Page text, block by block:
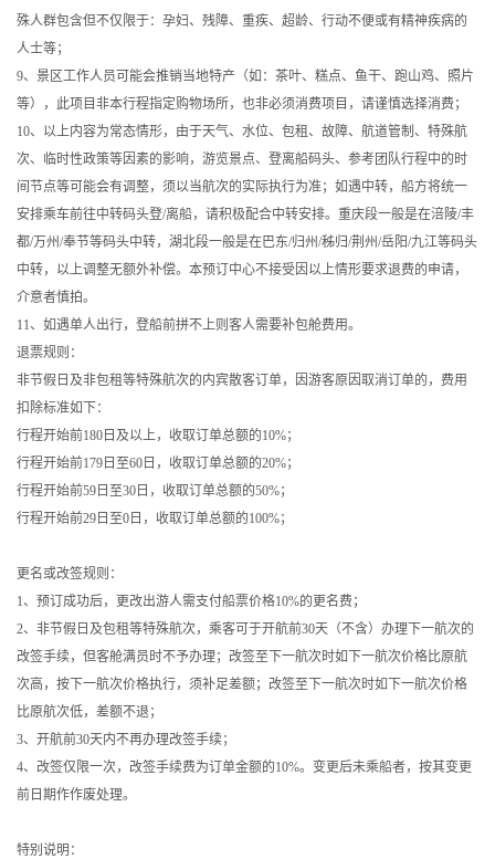
殊人群包含但不仅限于：孕妇、残障、重疾、超龄、行动不便或有精神疾病的
人士等；
9、景区工作人员可能会推销当地特产（如：茶叶、糕点、鱼干、跑山鸡、照片
等），此项目非本行程指定购物场所，也非必须消费项目，请谨慎选择消费；
10、以上内容为常态情形，由于天气、水位、包租、故障、航道管制、特殊航
次、临时性政策等因素的影响，游览景点、登离船码头、参考团队行程中的时
间节点等可能会有调整，须以当航次的实际执行为准；如遇中转，船方将统一
安排乘车前往中转码头登/离船，请积极配合中转安排。重庆段一般是在涪陵/丰
都/万州/奉节等码头中转，湖北段一般是在巴东/归州/秭归/荆州/岳阳/九江等码头
中转，以上调整无额外补偿。本预订中心不接受因以上情形要求退费的申请，
介意者慎拍。
11、如遇单人出行，登船前拼不上则客人需要补包舱费用。
退票规则：
非节假日及非包租等特殊航次的内宾散客订单，因游客原因取消订单的，费用
扣除标准如下：
行程开始前180日及以上，收取订单总额的10%；
行程开始前179日至60日，收取订单总额的20%；
行程开始前59日至30日，收取订单总额的50%；
行程开始前29日至0日，收取订单总额的100%；
更名或改签规则：
1、预订成功后，更改出游人需支付船票价格10%的更名费；
2、非节假日及包租等特殊航次，乘客可于开航前30天（不含）办理下一航次的
改签手续，但客舱满员时不予办理；改签至下一航次时如下一航次价格比原航
次高，按下一航次价格执行，须补足差额；改签至下一航次时如下一航次价格
比原航次低，差额不退；
3、开航前30天内不再办理改签手续；
4、改签仅限一次，改签手续费为订单金额的10%。变更后未乘船者，按其变更
前日期作作废处理。
特别说明：